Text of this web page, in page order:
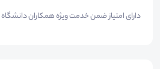
دارای امتیاز ضمن خدمت ویژه همکاران